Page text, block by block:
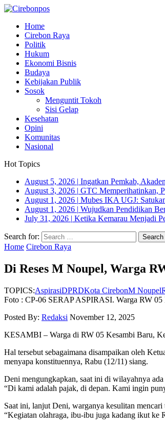
Home
Cirebon Raya
Politik
Hukum
Ekonomi Bisnis
Budaya
Kebijakan Publik
Sosok
Menguntit Tokoh
Sisi Gelap
Kesehatan
Opini
Komunitas
Nasional
Hot Topics
August 5, 2026 | Ingatkan Pemkab,
August 3, 2026 | GTC Memperihatinkan,
August 1, 2026 | Mubes IKA UGJ:
August 1, 2026 | Wujudkan Pendidikan
July 31, 2026 | Ketika Kemarau Menjadi
Search for:
Home Cirebon Raya
Di Reses M Noupel, Warga
TOPICS:AspirasiDPRDKota CirebonM Noupel
Foto : CP-06 SERAP ASPIRASI. Warga RW 05
Posted By: Redaksi November 12, 2025
KESAMBI – Warga di RW 05 Kesambi Baru,
Hal tersebut sebagaimana disampaikan oleh
menyapa konstituennya, Rabu (12/11) siang.
Deni mengungkapkan, saat ini di wilayahnya
“Di kami adalah pajak, di depan. Kami ingin
Saat ini, lanjut Deni, warganya kesulitan
“Kegiatan olahraga, ibu-ibu juga kadang ikut ke